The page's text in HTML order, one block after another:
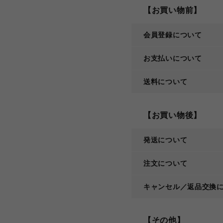
【お買い物前】
会員登録について
お支払いについて
送料について
【お買い物後】
発送について
注文について
キャンセル／返品交換
【その他】